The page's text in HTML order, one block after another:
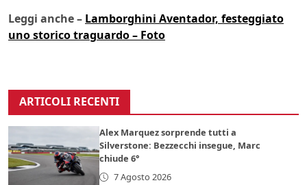
Leggi anche – Lamborghini Aventador, festeggiato
uno storico traguardo – Foto
ARTICOLI RECENTI
Alex Marquez sorprende tutti a
Silverstone: Bezzecchi insegue, Marc
chiude 6°
7 Agosto 2026